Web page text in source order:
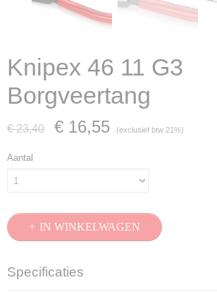
Knipex 46 11 G3
Borgveertang
€ 23,40 € 16,55 (exclusief btw 21%)
Aantal
IN WINKELWAGEN
Specificaties